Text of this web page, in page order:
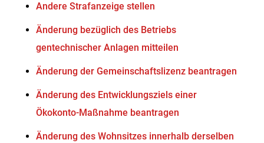
Andere Strafanzeige stellen
Änderung bezüglich des Betriebs
gentechnischer Anlagen mitteilen
Änderung der Gemeinschaftslizenz beantragen
Änderung des Entwicklungsziels einer
Ökokonto-Maßnahme beantragen
Änderung des Wohnsitzes innerhalb derselben